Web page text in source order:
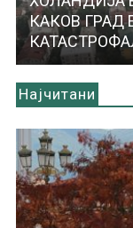
КАКОВ ГРАД
Најчитани